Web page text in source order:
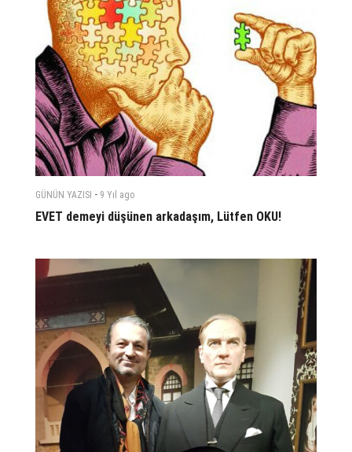
GÜNÜN YAZISI - 9 Yıl ago
EVET demeyi düşünen arkadaşım, Lütfen OKU!